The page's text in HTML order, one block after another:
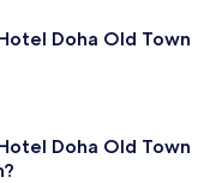
Doha Old Town
Doha Old Town